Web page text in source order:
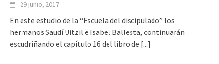
29 junio, 2017
En este estudio de la “Escuela del discipulado” los
hermanos Saudí Uitzil e Isabel Ballesta, continuarán
escudriñando el capítulo 16 del libro de [...]